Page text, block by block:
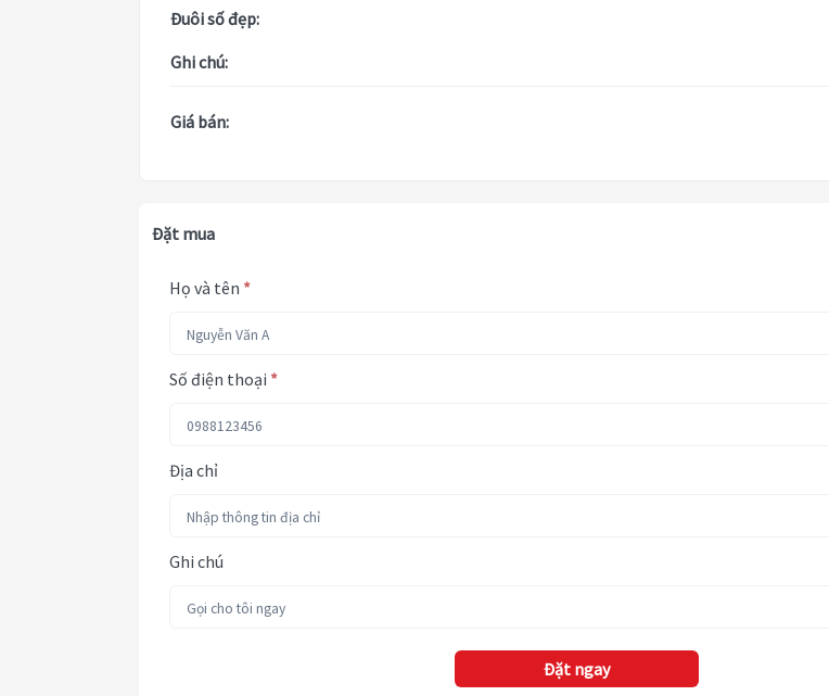
Đuôi số đẹp:
Ghi chú:
Giá bán:
Đặt mua
Họ và tên *
Số điện thoại *
Địa chỉ
Ghi chú
Đặt ngay